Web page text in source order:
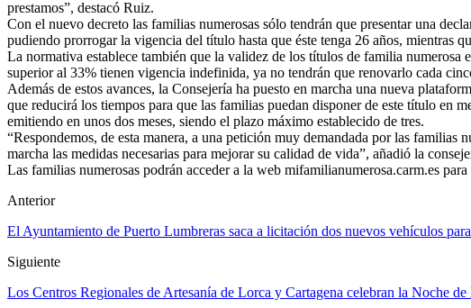
prestamos”, destacó Ruiz.
Con el nuevo decreto las familias numerosas sólo tendrán que presentar una
pudiendo prorrogar la vigencia del título hasta que éste tenga 26 años, mientras
La normativa establece también que la validez de los títulos de familia numerosa
superior al 33% tienen vigencia indefinida, ya no tendrán que renovarlo cada
Además de estos avances, la Consejería ha puesto en marcha una nueva
que reducirá los tiempos para que las familias puedan disponer de este título en
emitiendo en unos dos meses, siendo el plazo máximo establecido de tres.
“Respondemos, de esta manera, a una petición muy demandada por las
marcha las medidas necesarias para mejorar su calidad de vida”, añadió la
Las familias numerosas podrán acceder a la web mifamilianumerosa.carm.es
Anterior
El Ayuntamiento de Puerto Lumbreras saca a licitación dos nuevos vehículos
Siguiente
Los Centros Regionales de Artesanía de Lorca y Cartagena celebran la Noche